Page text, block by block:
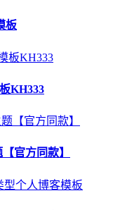
板
KH333
官方同款】